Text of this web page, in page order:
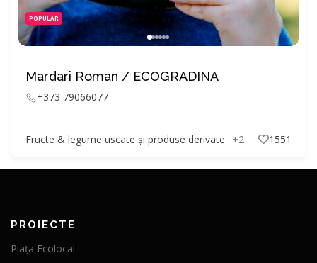
POPULAR
Mardari Roman / ECOGRADINA
+373 79066077
Fructe & legume uscate și produse derivate +2 1551
PROIECTE
Piața Ecolocal